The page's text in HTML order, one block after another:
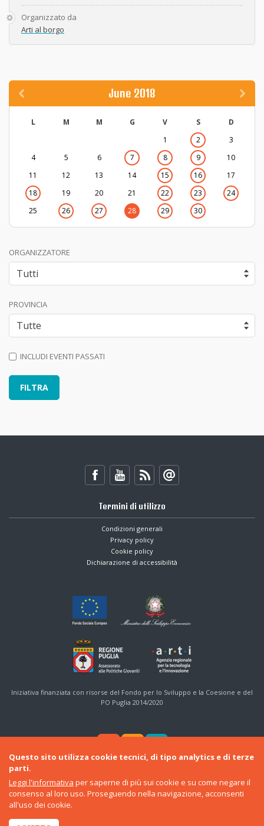
Organizzato da
Arti al borgo
June 2018
L M M G V S
D
1
2
3
4
5 6 7 8 9
10
11
12 13 14 15 16
17
18
19 20 21 22 23
24
25
26 27 28 29 30
ORGANIZZATORE
PROVINCIA
INCLUDI EVENTI PASSATI
Termini di utilizzo
Condizioni generali
Privacy policy
Cookie policy
Dichiarazione di accessibilità
Iniziativa finanziata con risorse del Fondo per lo Sviluppo e la Coesione e del
PO Puglia 2014/2020
© 2016-22 Regione Puglia
Questo sito utilizza cookie tecnici, di tipo analytics e di terze
parti.
Leggi l'informativa per saperne di più sui cookie e su come negare il
consenso al loro uso. Proseguendo nella navigazione, acconsenti
all'uso dei cookie.